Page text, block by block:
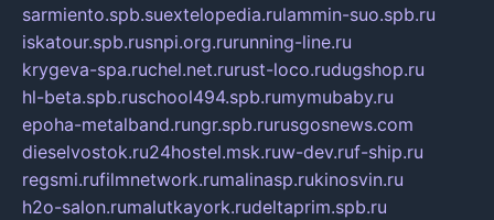
sarmiento.spb.suextelopedia.rulammin-suo.spb.ru
iskatour.spb.rusnpi.org.rurunning-line.ru
krygeva-spa.ruchel.net.rurust-loco.rudugshop.ru
hl-beta.spb.ruschool494.spb.rumymubaby.ru
epoha-metalband.rungr.spb.rurusgosnews.com
dieselvostok.ru24hostel.msk.ruw-dev.ruf-ship.ru
regsmi.rufilmnetwork.rumalinasp.rukinosvin.ru
h2o-salon.rumalutkayork.rudeltaprim.spb.ru